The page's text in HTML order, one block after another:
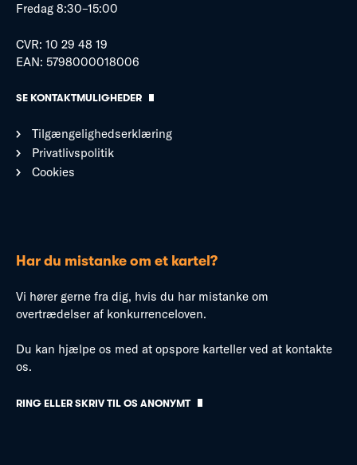
Fredag 8:30–15:00
CVR: 10 29 48 19
EAN: 5798000018006
SE KONTAKTMULIGHEDER
Tilgængelighedserklæring
Privatlivspolitik
Cookies
Har du mistanke om et kartel?
Vi hører gerne fra dig, hvis du har mistanke om
overtrædelser af konkurrenceloven.
Du kan hjælpe os med at opspore karteller ved at kontakte
os.
RING ELLER SKRIV TIL OS ANONYMT